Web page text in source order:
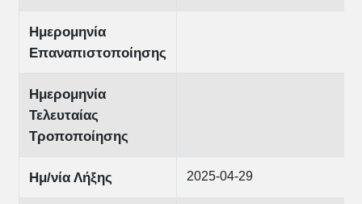
Ημερομηνία
Επαναπιστοποίησης
Ημερομηνία
Τελευταίας
Τροποποίησης
Ημ/νία Λήξης 2025-04-29